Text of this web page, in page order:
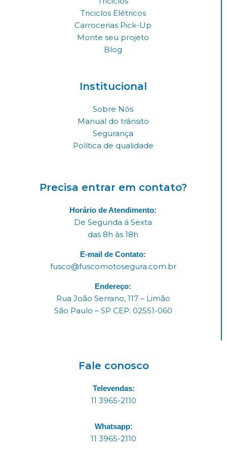
a
m
k
n
Triciclos Elétricos
Carrocerias Pick-Up
Monte seu projeto
Blog
Institucional
Sobre Nós
Manual do trânsito
Segurança
Política de qualidade
Precisa entrar em contato?
Horário de Atendimento:
De Segunda á Sexta
das 8h às 18h
E-mail de Contato:
fusco@fuscomotosegura.com.br
Endereço:
Rua João Serrano, 117 – Limão
São Paulo – SP CEP: 02551-060
Fale conosco
Televendas:
11 3965-2110
Whatsapp:
11 3965-2110